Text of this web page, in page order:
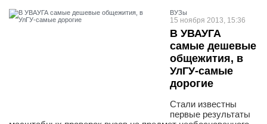
ВУЗы
15 ноября 2013, 15:36
В УВАУГА
самые дешевые
общежития, в
УлГУ-самые
дорогие
Стали известны
первые результаты